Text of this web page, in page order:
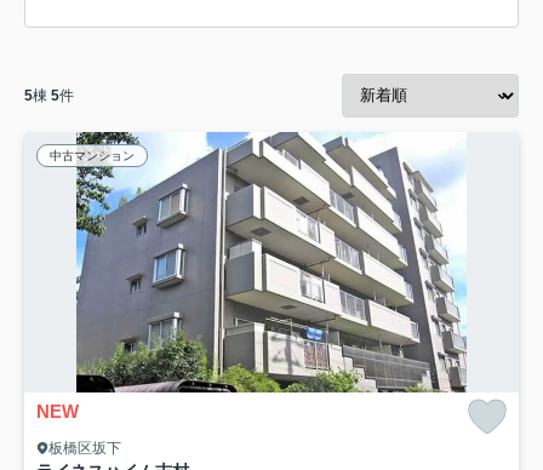
5棟 5件
中古マンション
NEW
板橋区坂下